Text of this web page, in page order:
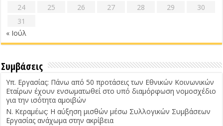
24
25 26 27 28 29
30
31
« Ιούλ
Συμβάσεις
Υπ. Εργασίας: Πάνω από 50 προτάσεις των Εθνικών Κοινωνικών
Εταίρων έχουν ενσωματωθεί στο υπό διαμόρφωση νομοσχέδιο
για την ισότητα αμοιβών
Ν. Κεραμέως: Η αύξηση μισθών μέσω Συλλογικών Συμβάσεων
Εργασίας ανάχωμα στην ακρίβεια